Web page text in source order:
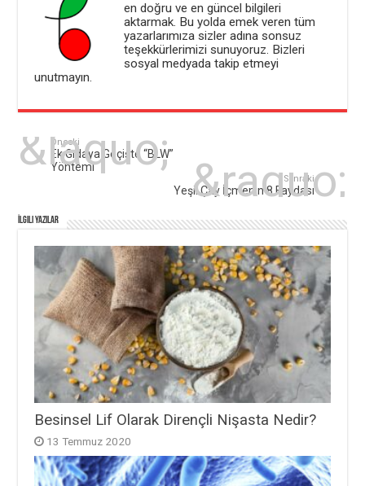
en doğru ve en güncel bilgileri
aktarmak. Bu yolda emek veren tüm
yazarlarımıza sizler adına sonsuz
teşekkürlerimizi sunuyoruz. Bizleri
sosyal medyada takip etmeyi
unutmayın.
Önceki
Ek Gıdaya Geçişte “BLW”
Yöntemi
Sonraki
Yeşil Çay İçmenin 8 Faydası
İlgili Yazılar
Besinsel Lif Olarak Dirençli Nişasta Nedir?
13 Temmuz 2020